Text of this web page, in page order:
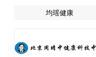
均瑶健康